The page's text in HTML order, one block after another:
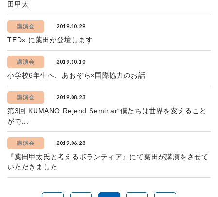
田甲太
講演会 2019.10.29
TEDx に葉田が登壇します
講演会 2019.10.10
小学校6年生へ、あおぞら×国際協力のお話
講演会 2019.08.23
第3回 KUMANO Rejend Seminar“僕たちは世界を変えること
がで...
講演会 2019.06.28
『葉田甲太氏と考えるボランティア』にて葉田が講演をさせて
いただきました